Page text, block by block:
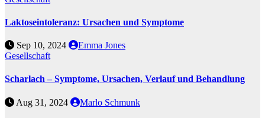
Laktoseintoleranz: Ursachen und Symptome
Sep 10, 2024
Emma Jones
Gesellschaft
Scharlach – Symptome, Ursachen, Verlauf und Behandlung
Aug 31, 2024 Marlo Schmunk